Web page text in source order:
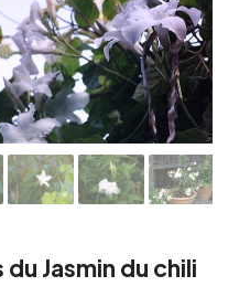
Jasmin du chili